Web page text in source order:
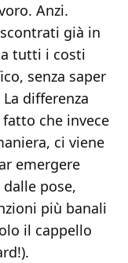
Anzi.
già in
tutti i costi
senza saper
differenza
che invece
ci viene
emergere
pose,
più banali
il cappello